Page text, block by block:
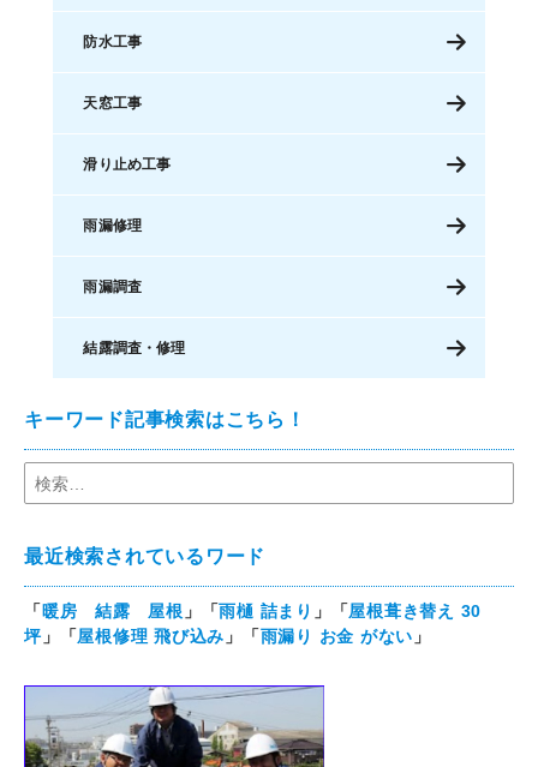
防水工事
天窓工事
滑り止め工事
雨漏修理
雨漏調査
結露調査・修理
キーワード記事検索はこちら！
最近検索されているワード
「暖房 結露 屋根 」「雨樋 詰まり 」「屋根葺き替え 30
坪」「屋根修理 飛び込み 」「雨漏り お金 がない 」